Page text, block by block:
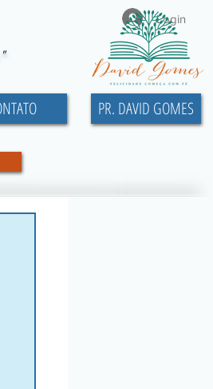
Login
PR. DAVID GOMES